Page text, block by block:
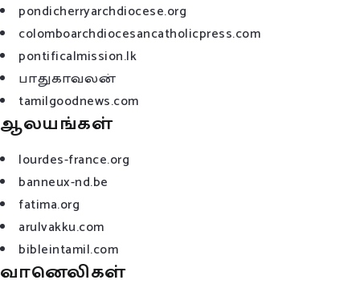
pondicherryarchdiocese.org
colomboarchdiocesancatholicpress.com
pontificalmission.lk
பாதுகாவலன்
tamilgoodnews.com
ஆலயங்கள்
lourdes-france.org
banneux-nd.be
fatima.org
arulvakku.com
bibleintamil.com
வானெலிகள்